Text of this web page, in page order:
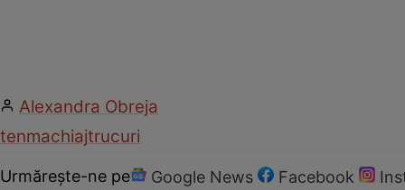
Alexandra Obreja
tenmachiajtrucuri
Urmărește-ne pe Google News Facebook